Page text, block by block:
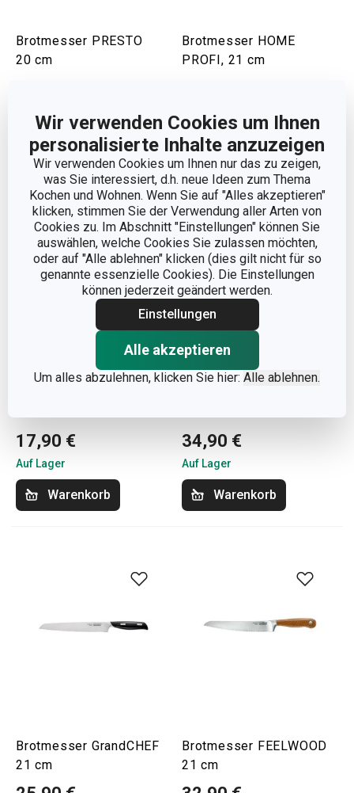
Wir verwenden Cookies um Ihnen
personalisierte Inhalte anzuzeigen
Wir verwenden Cookies um Ihnen nur das zu zeigen,
was Sie interessiert, d.h. neue Ideen zum Thema
Kochen und Wohnen. Wenn Sie auf "Alles akzeptieren"
klicken, stimmen Sie der Verwendung aller Arten von
Cookies zu. Im Abschnitt "Einstellungen" können Sie
auswählen, welche Cookies Sie zulassen möchten,
oder auf "Alle ablehnen" klicken (dies gilt nicht für so
genannte essenzielle Cookies). Die Einstellungen
können jederzeit geändert werden.
Einstellungen
Alle akzeptieren
Um alles abzulehnen, klicken Sie hier: Alle ablehnen.
Brotmesser PRESTO
20 cm
Warenkorb
Brotmesser HOME
PROFI, 21 cm
Warenkorb
17,90 €
Auf Lager
Warenkorb
34,90 €
Auf Lager
Warenkorb
Brotmesser GrandCHEF
21 cm
Brotmesser FEELWOOD
21 cm